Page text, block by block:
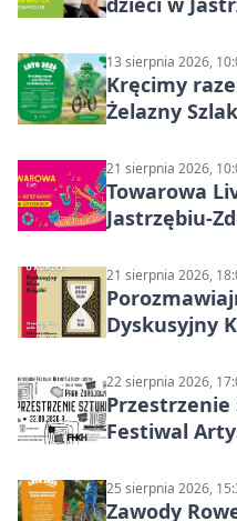
13 sierpnia 2026,
Kręcimy
Żelazny
21 sierpnia 2026,
Towarowa
Jastrzębiu-
21 sierpnia 2026,
Dyskusyjny
22 sierpnia 2026,
Przestrzenie
Festiwal
25 sierpnia 2026,
Zawody